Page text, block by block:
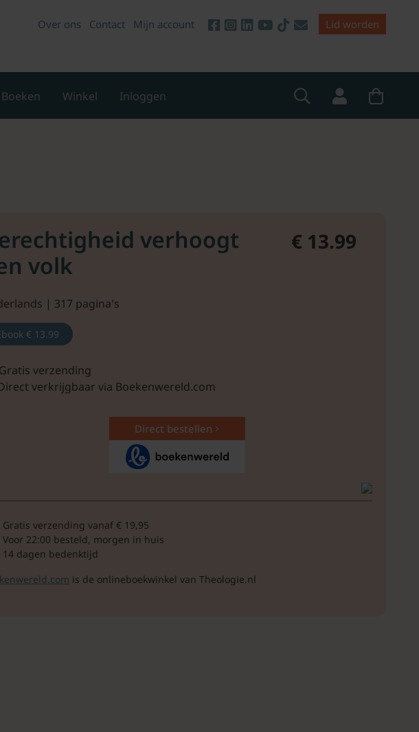
Over ons Contact Mijn account Lid worden
Boeken Winkel Inloggen
verhoogt
volk
€ 13.99
| 317 pagina's
€ 13.99
verzending
verkrijgbaar via Boekenwereld.com
Direct bestellen
Gratis verzending vanaf € 19,95
Voor 22:00 besteld, morgen in huis
14 dagen bedenktijd
is de onlineboekwinkel van Theologie.nl